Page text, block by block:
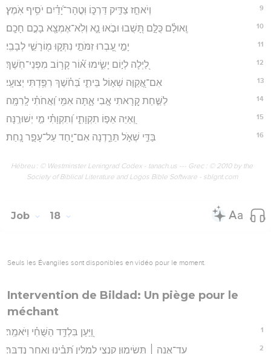
9 וְיֹאחֵ֣ז צַדִּ֣יק דַּרְכּ֑וֹ וּֽטֳהָר־יָ֝דַ֗יִם יֹסִ֥יף אֹֽמֶץ׃
10 וְֽאוּלָ֗ם כֻּלָּ֣ם תָּ֭שֻׁבוּ וּבֹ֣אוּ נָ֑א וְלֹֽא־אֶמְצָ֖א בָכֶ֣ם חָכָֽם׃
11 יָמַ֣י עָ֭בְרוּ זִמֹּתַ֣י נִתְּק֑וּ מ֖וֹרָשֵׁ֣י לְבָבִֽי׃
12 לַ֭יְלָה לְי֣וֹם יָשִׂ֑ימוּ א֝֗וֹר קָר֥וֹב מִפְּנֵי־חֹֽשֶׁךְ׃
13 אִם־אֲ֭קַוֶּה שְׁא֣וֹל בֵּיתִ֑י בַּ֝חֹ֗שֶׁךְ רִפַּ֥דְתִּי יְצוּעָֽי׃
14 לַשַּׁ֣חַת קָ֭רָאתִי אָ֣בִי אָ֑תָּה אִמִּ֥י וַ֝אֲחֹתִ֗י לָֽרִמָּֽה׃
15 וְ֭אַיֵּה אֵפ֣וֹ תִקְוָתִ֑י וְ֝תִקְוָתִ֗י מִ֣י יְשׁוּרֶֽנָּה׃
16 בַּדֵּ֣י שְׁאֹ֣ל תֵּרַ֑דְנָה אִם־יַ֖חַד עַל־עָפָ֣ר נָֽחַת׃
Hébreu : © Westminster Leningrad Codex - tanach.us --- Grec : © 2010 by the
Society of Biblical Literature and Logos Bible Software - sblgnt.com
Job 18
Seuls les Évangiles sont disponibles en vidéo pour le moment.
Intervention de Bildad: Un piège pour le
méchant
1 וַ֭יַּעַן בִּלְדַּ֥ד הַשֻּׁחִ֗י וַיֹּאמַֽר׃
2 עַד־אָ֤נָה ׀ תְּשִׂימ֣וּן קִנְצֵ֣י לְמִלִּ֑ין תָּ֝בִ֗ינוּ וְאַחַ֥ר נְדַבֵּֽר׃